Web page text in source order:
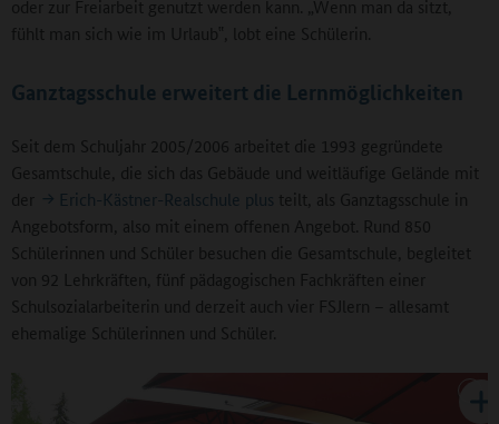
oder zur Freiarbeit genutzt werden kann. „Wenn man da sitzt,
fühlt man sich wie im Urlaub‟, lobt eine Schülerin.
Ganztagsschule erweitert die Lernmöglichkeiten
Seit dem Schuljahr 2005/2006 arbeitet die 1993 gegründete
Gesamtschule, die sich das Gebäude und weitläufige Gelände mit
der
Erich-Kästner-Realschule plus teilt, als Ganztagsschule in
Angebotsform, also mit einem offenen Angebot. Rund 850
Schülerinnen und Schüler besuchen die Gesamtschule, begleitet
von 92 Lehrkräften, fünf pädagogischen Fachkräften einer
Schulsozialarbeiterin und derzeit auch vier FSJlern – allesamt
ehemalige Schülerinnen und Schüler.